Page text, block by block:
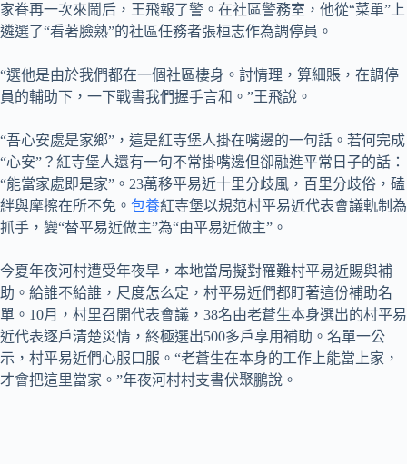
家眷再一次來鬧后，王飛報了警。在社區警務室，他從“菜單”上
遴選了“看著臉熟”的社區任務者張桓志作為調停員。
“選他是由於我們都在一個社區棲身。討情理，算細賬，在調停
員的輔助下，一下戰書我們握手言和。”王飛說。
“吾心安處是家鄉”，這是紅寺堡人掛在嘴邊的一句話。若何完成
“心安”？紅寺堡人還有一句不常掛嘴邊但卻融進平常日子的話：
“能當家處即是家”。23萬移平易近十里分歧風，百里分歧俗，磕
絆與摩擦在所不免。 包養紅寺堡以規范村平易近代表會議軌制為
抓手，變“替平易近做主”為“由平易近做主”。
今夏年夜河村遭受年夜旱，本地當局擬對罹難村平易近賜與補
助。給誰不給誰，尺度怎么定，村平易近們都盯著這份補助名
單。10月，村里召開代表會議，38名由老蒼生本身選出的村平易
近代表逐戶清楚災情，終極選出500多戶享用補助。名單一公
示，村平易近們心服口服。“老蒼生在本身的工作上能當上家，
才會把這里當家。”年夜河村村支書伏聚鵬說。